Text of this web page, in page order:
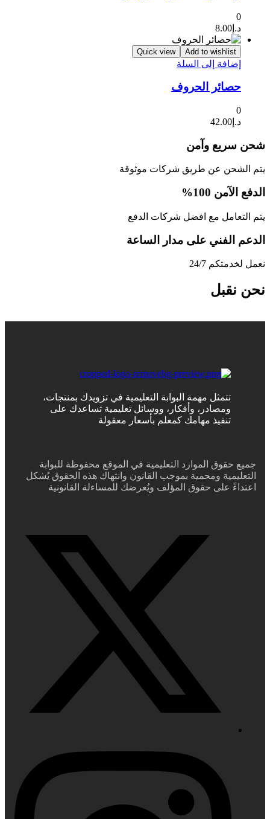
0
د.إ 8.00
Add to wishlist
Quick view
إضافة إلى السلة
حصائر الحروف
0
د.إ 42.00
شحن سريع وآمن
يتم الشحن عن طريق شركات موثوقة
الدفع الآمن 100%
يتم التعامل مع افضل شركات الدفع
الدعم الفني على مدار الساعة
نعمل لخدمتكم 24/7
نحن نقبل
تتمثل مهمة البوابة التعليمية في تزويدك بمنتجات،
ومصادر، وأفكار، ووسائل تعليمية تساعدك على
تنفيذ مهامك كمعلم بأسعار معقولة
جميع حقوق الموارد التعليمية في الموقع محفوظة للبوابة
التعليمية ومحمية بموجب القانون وانتهاك هذه الحقوق يُشكل
اعتداءً على حقوق المؤلف ويُعرضك للمساءلة القانونية